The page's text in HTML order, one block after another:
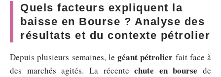
Quels facteurs expliquent la
baisse en Bourse ? Analyse des
résultats et du contexte pétrolier
Depuis plusieurs semaines, le géant pétrolier fait face à
des marchés agités. La récentechute en bourse de